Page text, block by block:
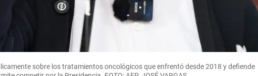
sobre los tratamientos oncológicos que enfrentó desde 2018 y defiende